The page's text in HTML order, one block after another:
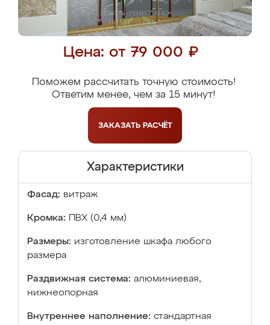
Цена: от 79 000 ₽
Поможем рассчитать точную стоимость!
Ответим менее, чем за 15 минут!
ЗАКАЗАТЬ РАСЧЁТ
Характеристики
Фасад: витраж
Кромка: ПВХ (0,4 мм)
Размеры: изготовление шкафа любого
размера
Раздвижная система: алюминиевая,
нижнеопорная
Внутреннее наполнение: стандартная